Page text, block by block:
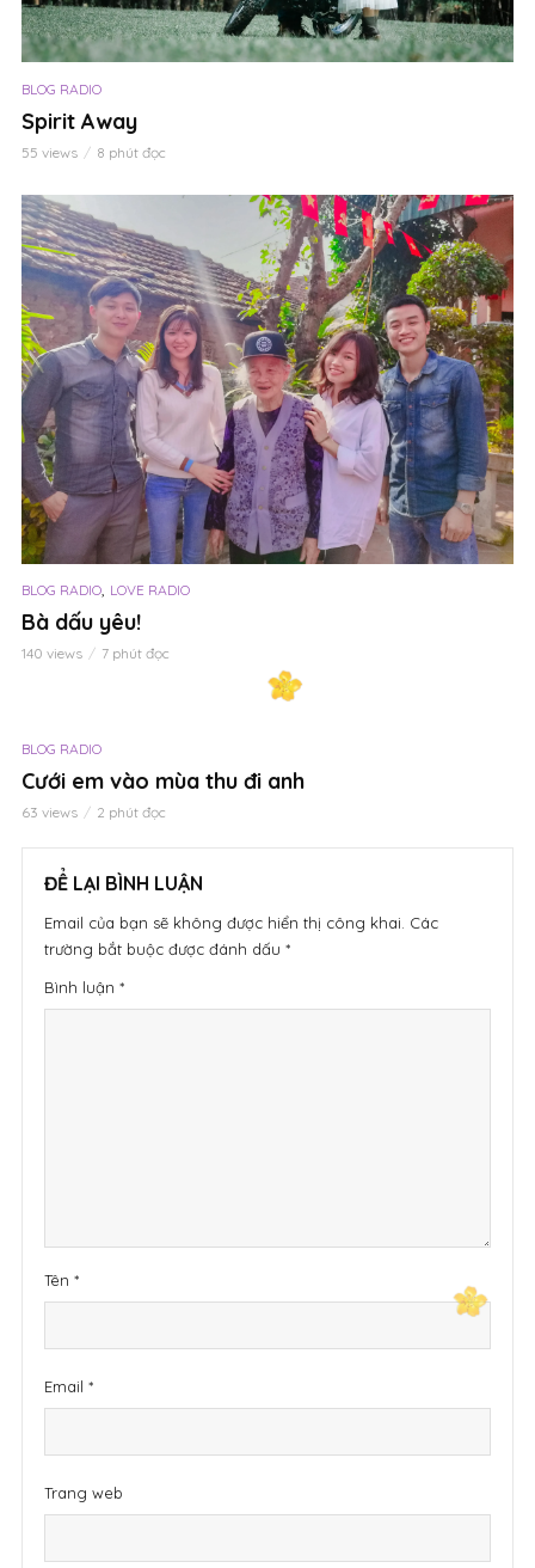
BLOG RADIO
Spirit Away
55 views 8 phút đọc
BLOG RADIO, LOVE RADIO
Bà dấu yêu!
140 views 7 phút đọc
BLOG RADIO
Cưới em vào mùa thu đi anh
63 views 2 phút đọc
ĐỂ LẠI BÌNH LUẬN
Email của bạn sẽ không được hiển thị công khai. Các
trường bắt buộc được đánh dấu *
Bình luận *
Tên *
Email *
Trang web